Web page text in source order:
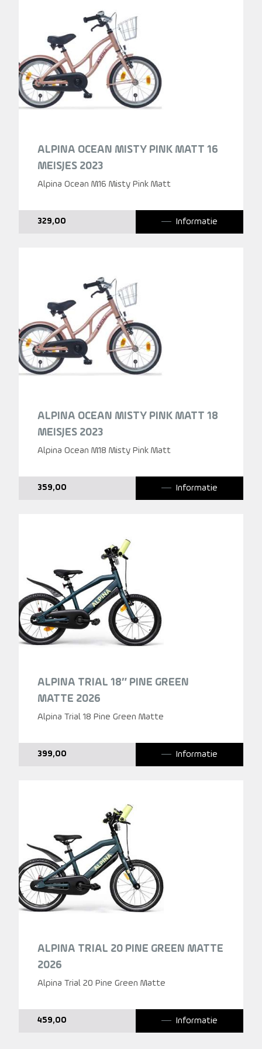
ALPINA OCEAN MISTY PINK MATT 16
MEISJES 2023
Alpina Ocean M16 Misty Pink Matt
329,00 Informatie
ALPINA OCEAN MISTY PINK MATT 18
MEISJES 2023
Alpina Ocean M18 Misty Pink Matt
359,00 Informatie
ALPINA TRIAL 18″ PINE GREEN
MATTE 2026
Alpina Trial 18 Pine Green Matte
399,00 Informatie
ALPINA TRIAL 20 PINE GREEN MATTE
2026
Alpina Trial 20 Pine Green Matte
459,00 Informatie